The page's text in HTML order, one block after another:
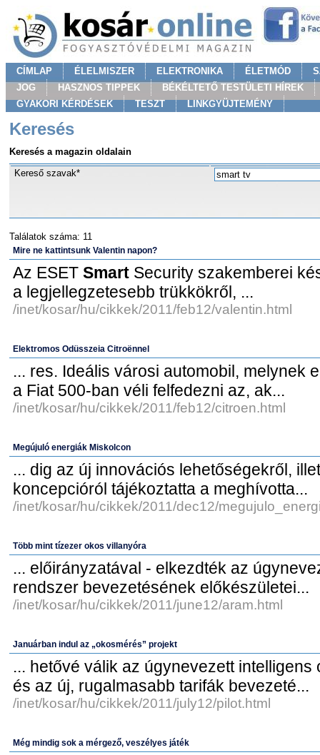
CÍMLAP ÉLELMISZER ELEKTRONIKA ÉLETMÓD
JOG
HASZNOS TIPPEK
BÉKÉLTETŐ TESTÜLETI HÍREK
GYAKORI KÉRDÉSEK
TESZT LINKGYÜJTEMÉNY
Keresés
Keresés a magazin oldalain
Kereső szavak*
Találatok száma: 11
Mire ne kattintsunk Valentin napon?
Az ESET Smart Security szakemberei
a legjellegzetesebb trükkökről, ...
/inet/kosar/hu/cikkek/2011/feb12/valentin.html
Elektromos Odüsszeia Citroënnel
... res. Ideális városi automobil, melynek
a Fiat 500-ban véli felfedezni az, ak...
/inet/kosar/hu/cikkek/2011/feb12/citroen.html
Megújuló energiák Miskolcon
... dig az új innovációs lehetőségekről,
koncepcióról tájékoztatta a meghívotta...
/inet/kosar/hu/cikkek/2011/dec12/
Több mint tízezer okos villanyóra
... előirányzatával - elkezdték az
rendszer bevezetésének előkészületei...
/inet/kosar/hu/cikkek/2011/june12/aram.html
Januárban indul az „okosmérés” projekt
... hetővé válik az úgynevezett intelligens
és az új, rugalmasabb tarifák bevezeté...
/inet/kosar/hu/cikkek/2011/july12/pilot.html
Még mindig sok a mérgező, veszélyes játék